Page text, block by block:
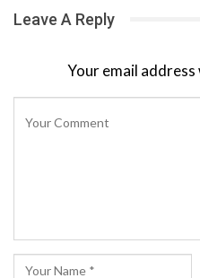
Leave A Reply
Your email address